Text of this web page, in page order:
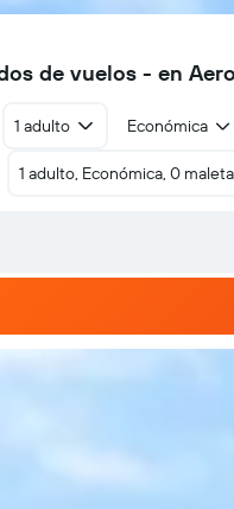
de vuelos - en
1 adulto Económica
1 adulto, Económica, 0